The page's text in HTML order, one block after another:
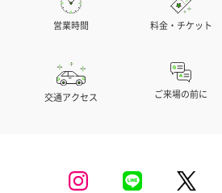
営業時間 料金・チケット
交通アクセス ご来場の前に